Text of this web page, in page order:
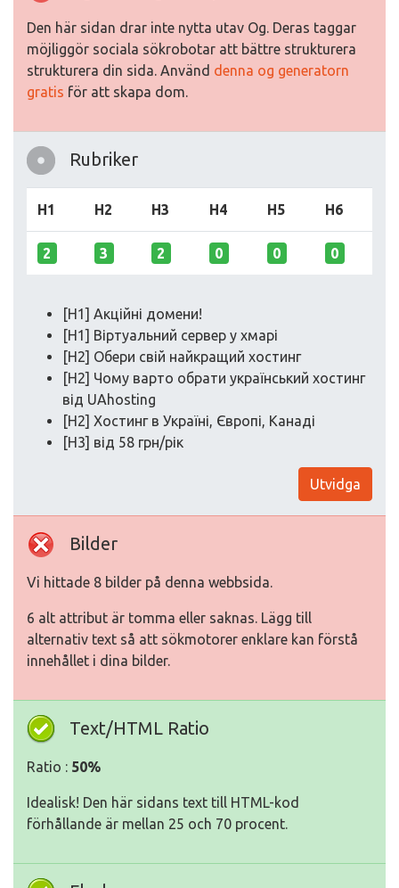
Den här sidan drar inte nytta utav Og. Deras taggar
möjliggör sociala sökrobotar att bättre strukturera
strukturera din sida. Använd denna og generatorn
gratis för att skapa dom.
Rubriker
H1 H2 H3 H4 H5 H6
2 3 2 0 0 0
[H1] Акційні домени!
[H1] Віртуальний сервер у хмарі
[H2] Обери свій найкращий хостинг
[H2] Чому варто обрати український хостинг
від UAhosting
[H2] Хостинг в Україні, Європі, Канаді
[H3] від 58 грн/рік
Utvidga
Bilder
Vi hittade 8 bilder på denna webbsida.
6 alt attribut är tomma eller saknas. Lägg till
alternativ text så att sökmotorer enklare kan förstå
innehållet i dina bilder.
Text/HTML Ratio
Ratio : 50%
Idealisk! Den här sidans text till HTML-kod
förhållande är mellan 25 och 70 procent.